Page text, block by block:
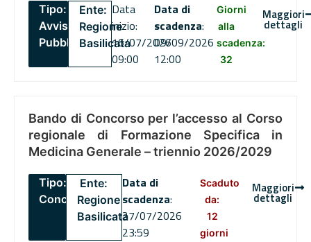
Tipo:
Avviso
Pubblico
Ente:
Regione
Basilicata
Data
inizio:
16/07/2026
09:00
Data di
scadenza:
09/09/2026
12:00
Giorni
alla
scadenza:
32
Maggiori
dettagli
Bando di Concorso per l’accesso al Corso
regionale di Formazione Specifica in
Medicina Generale – triennio 2026/2029
Tipo:
Concorsi
Ente:
Regione
Basilicata
Data di
scadenza:
27/07/2026
23:59
Scaduto
da:
12
giorni
Maggiori
dettagli